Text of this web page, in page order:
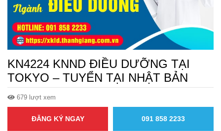
KN4224 KNND ĐIỀU DƯỠNG TẠI
TOKYO – TUYỂN TẠI NHẬT BẢN
679 lượt xem
ĐĂNG KÝ NGAY 091 858 2233